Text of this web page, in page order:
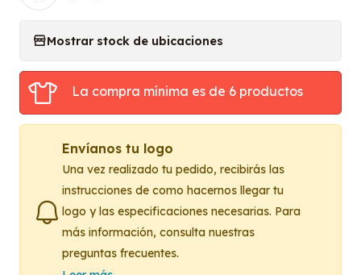
Mostrar stock de ubicaciones
La compra mínima es de 6 productos
Envíanos tu logo
Una vez realizado tu pedido, recibirás las
instrucciones de como hacernos llegar tu
logo y las especificaciones necesarias. Para
más información, consulta nuestras
preguntas frecuentes.